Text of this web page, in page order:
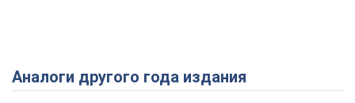
Play Video
Аналоги другого года издания